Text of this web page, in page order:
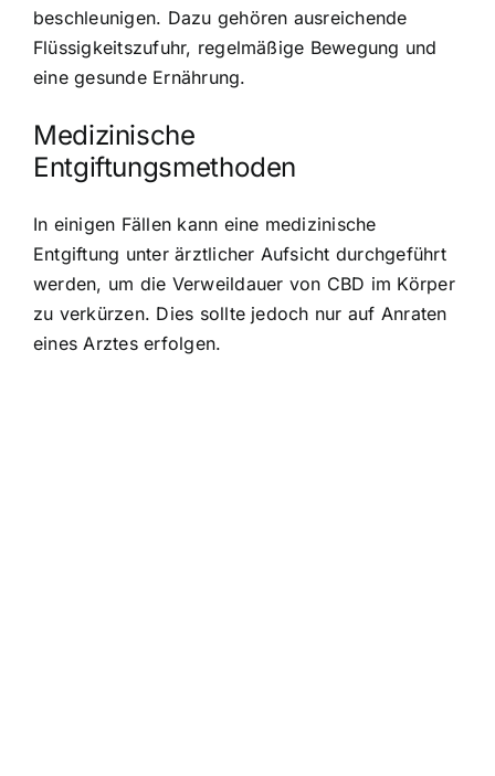
beschleunigen. Dazu gehören ausreichende
Flüssigkeitszufuhr, regelmäßige Bewegung und
eine gesunde Ernährung.
Medizinische
Entgiftungsmethoden
In einigen Fällen kann eine medizinische
Entgiftung unter ärztlicher Aufsicht durchgeführt
werden, um die Verweildauer von CBD im Körper
zu verkürzen. Dies sollte jedoch nur auf Anraten
eines Arztes erfolgen.